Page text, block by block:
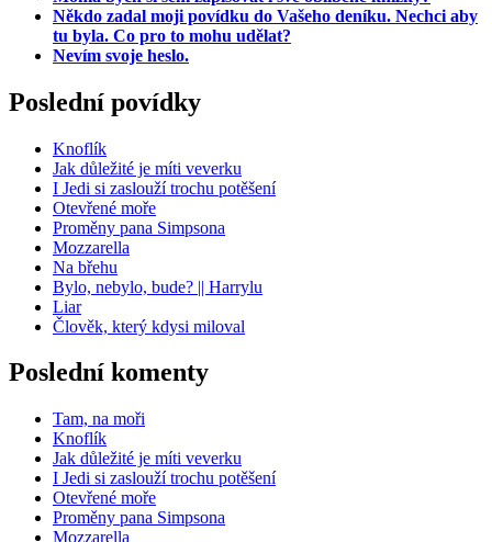
Někdo zadal moji povídku do Vašeho deníku. Nechci aby
tu byla. Co pro to mohu udělat?
Nevím svoje heslo.
Poslední povídky
Knoflík
Jak důležité je míti veverku
I Jedi si zaslouží trochu potěšení
Otevřené moře
Proměny pana Simpsona
Mozzarella
Na břehu
Bylo, nebylo, bude? || Harrylu
Liar
Člověk, který kdysi miloval
Poslední komenty
Tam, na moři
Knoflík
Jak důležité je míti veverku
I Jedi si zaslouží trochu potěšení
Otevřené moře
Proměny pana Simpsona
Mozzarella